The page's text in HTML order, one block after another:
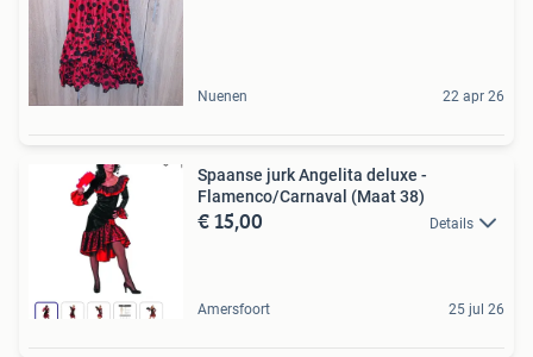
Nuenen 22 apr 26
Spaanse jurk Angelita deluxe -
Flamenco/Carnaval (Maat 38)
€ 15,00 Details
Amersfoort 25 jul 26